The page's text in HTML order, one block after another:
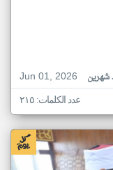
Jun 01, 2026
شهرين
عدد الكلمات: ٢١٥